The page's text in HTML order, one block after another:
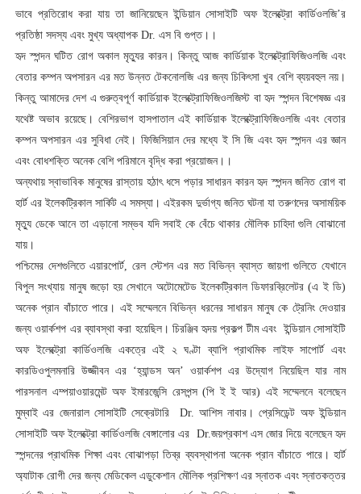
ভাবে প্রতিরোধ করা যায় তা জানিয়েছেন ইন্ডিয়ান সোসাইটি অফ ইলেক্ট্রো কার্ডিওলজি’র
প্রতিষ্ঠা সদস্য এবং মুখ্য অধ্যাপক Dr. এস বি গুপ্ত।।
হৃদ স্পন্দন ঘটিত রোগ অকাল মৃত্যুর কারন। কিন্তু আজ কার্ডিয়াক ইলেক্ট্রোফিজিওলজি এবং
বেতার কম্পন অপসারন এর মত উন্নত টেকনোলজি এর জন্য চিকিৎসা খুব বেশি ব্যয়বহুল নয়।
কিন্তু আমাদের দেশ এ গুরুত্বপূর্ণ কার্ডিয়াক ইলেক্ট্রোফিজিওলজিস্ট বা হৃদ স্পন্দন বিশেষজ্ঞ এর
যথেষ্ট অভাব রয়েছে। বেশিরভাগ হাসপাতাল এই কার্ডিয়াক ইলেক্ট্রোফিজিওলজি এবং বেতার
কম্পন অপসারন এর সুবিধা নেই। ফিজিসিয়ান দের মধ্যে ই সি জি এবং হৃদ স্পন্দন এর জ্ঞান
এবং বোধশক্তি অনেক বেশি পরিমানে বৃদ্ধি করা প্রয়োজন।।
অন্যথায় স্বাভাবিক মানুষের রাস্তায় হঠাৎ ধসে পড়ার সাধারন কারন হৃদ স্পন্দন জনিত রোগ বা
হার্ট এর ইলেকট্রিকাল সার্কিট এ সমস্যা। এইরকম দুর্ভাগ্য জনিত ঘটনা যা তরুণদের অসাময়িক
মৃত্যু ডেকে আনে তা এড়ানো সম্ভব যদি সবাই কে বেঁচে থাকার মৌলিক চাহিদা গুলি বোঝানো
যায়।
পশ্চিমের দেশগুলিতে এয়ারপোর্ট, রেল স্টেশন এর মত বিভিন্ন ব্যাস্ত জায়গা গুলিতে যেখানে
বিপুল সংখ্যায় মানুষ জড়ো হয় সেখানে অটোমেটেড ইলেকট্রিকাল ডিফারব্রিলেটর (এ ই ডি)
অনেক প্রান বাঁচাতে পারে। এই সম্মেলনে বিভিন্ন ধরনের সাধারন মানুষ কে ট্রেনিং দেওয়ার
জন্য ওয়ার্কশপ এর ব্যাবস্থা করা হয়েছিল। চিরঞ্জিব হৃদয় প্রকল্প টীম এবং ইন্ডিয়ান সোসাইটি
অফ ইলেক্ট্রো কার্ডিওলজি একত্রে এই ২ ঘণ্টা ব্যাপি প্রাথমিক লাইফ সাপোর্ট এবং
কারডিওপুলমনারি উজ্জীবন এর ‘হ্যান্ডস অন’ ওয়ার্কশপ এর উদ্যোগ নিয়েছিল যার নাম
পারসনাল এম্পয়াওয়ারমেন্ট অফ ইমারজেন্সি রেসপন্স (পি ই ই আর) এই সম্মেলনে বলেছেন
মুম্বাই এর জেনারাল সোসাইটি সেক্রেটারি
Dr. আশিস নাবার। প্রেসিডেন্ট অফইন্ডিয়ান
সোসাইটি অফ ইলেক্ট্রো কার্ডিওলজিবেঙ্গালোর এর Dr.জয়প্রকাশ এস জোর দিয়ে বলেছেন হৃদ
স্পন্দনের প্রাথমিক শিক্ষা এবং বোঝাপড়া তিব্র ব্যবস্থাপনা অনেক প্রান বাঁচাতে পারে। হার্ট
অ্যাটাক রোগী দের জন্য মেডিকেল এডুকেশান মৌলিক প্রশিক্ষণ এর স্নাতক এবং স্নাতকত্তর